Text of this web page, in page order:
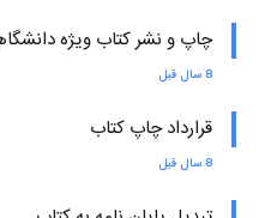
چاپ و نشر کتاب ویژه
8 سال قبل
قرارداد چاپ کتاب
8 سال قبل